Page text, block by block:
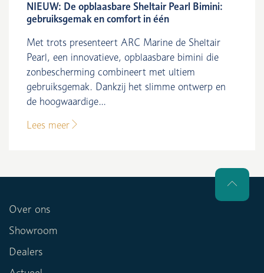
NIEUW: De opblaasbare Sheltair Pearl Bimini:
gebruiksgemak en comfort in één
Met trots presenteert ARC Marine de Sheltair
Pearl, een innovatieve, opblaasbare bimini die
zonbescherming combineert met ultiem
gebruiksgemak. Dankzij het slimme ontwerp en
de hoogwaardige...
Lees meer
Over ons
Showroom
Dealers